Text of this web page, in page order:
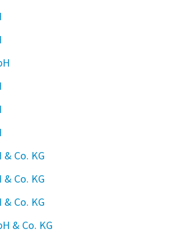
& Co. KG
& Co. KG
& Co. KG
& Co. KG